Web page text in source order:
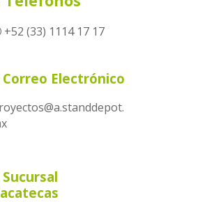
+52 (33) 1114 17 17
Correo Electrónico
Sucursal